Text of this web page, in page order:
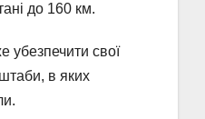
до 160 км.
убезпечити свої
в яких